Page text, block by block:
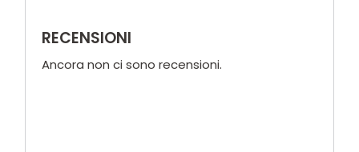
RECENSIONI
Ancora non ci sono recensioni.